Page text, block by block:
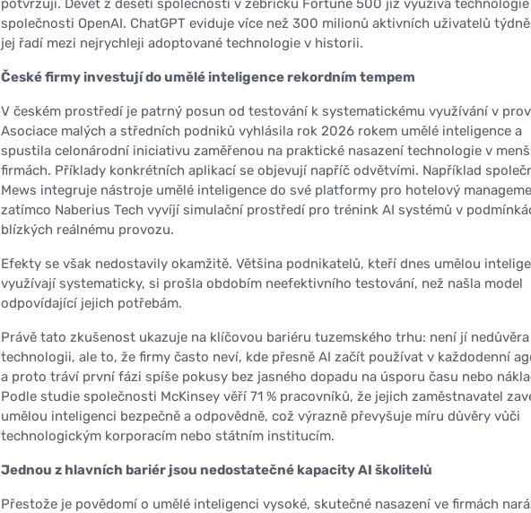
potvrzují. Devět z deseti společností v žebříčku Fortune 500 již využívá technologie
společnosti OpenAI. ChatGPT eviduje více než 300 milionů aktivních uživatelů
jej řadí mezi nejrychleji adoptované technologie v historii.
České firmy investují do umělé inteligence rekordním tempem
V českém prostředí je patrný posun od testování k systematickému využívání v
Asociace malých a středních podniků vyhlásila rok 2026 rokem umělé inteligence a
spustila celonárodní iniciativu zaměřenou na praktické nasazení technologie v
firmách. Příklady konkrétních aplikací se objevují napříč odvětvími. Například
Mews integruje nástroje umělé inteligence do své platformy pro hotelový
zatímco Naberius Tech vyvíjí simulační prostředí pro trénink AI systémů v
blízkých reálnému provozu.
Efekty se však nedostavily okamžitě. Většina podnikatelů, kteří dnes umělou
využívají systematicky, si prošla obdobím neefektivního testování, než našla model
odpovídající jejich potřebám.
Právě tato zkušenost ukazuje na klíčovou bariéru tuzemského trhu: není jí
technologii, ale to, že firmy často neví, kde přesně AI začít používat v každodenní
a proto tráví první fázi spíše pokusy bez jasného dopadu na úsporu času nebo
Podle studie společnosti McKinsey věří 71 % pracovníků, že jejich zaměstnavatel
umělou inteligenci bezpečně a odpovědně, což výrazně převyšuje míru důvěry vůči
technologickým korporacím nebo státním institucím.
Jednou z hlavních bariér jsou nedostatečné kapacity AI školitelů
Přestože je povědomí o umělé inteligenci vysoké, skutečné nasazení ve firmách